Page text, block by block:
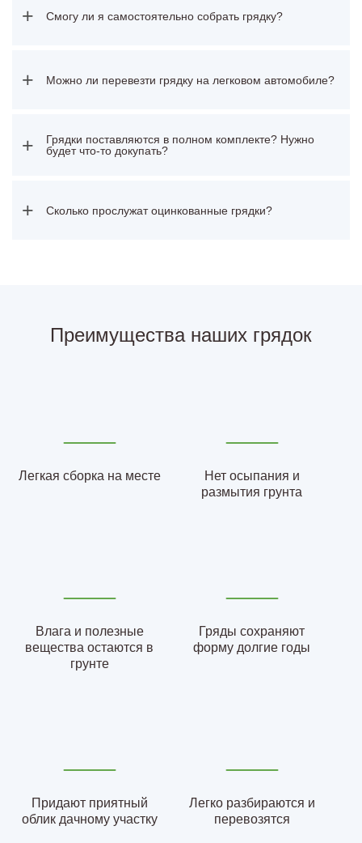
+ Смогу ли я самостоятельно собрать грядку?
+ Можно ли перевезти грядку на легковом автомобиле?
+
Грядки поставляются в полном комплекте? Нужно
будет что-то докупать?
+ Сколько прослужат оцинкованные грядки?
Преимущества наших грядок
Легкая сборка на месте
Нет осыпания и
размытия грунта
Влага и полезные
вещества остаются в
грунте
Гряды сохраняют
форму долгие годы
Придают приятный
облик дачному участку
Легко разбираются и
перевозятся